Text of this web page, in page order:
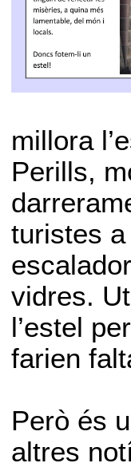
millora
Perills,
turistes
vidres.
l’estel
farien
Però és
altres